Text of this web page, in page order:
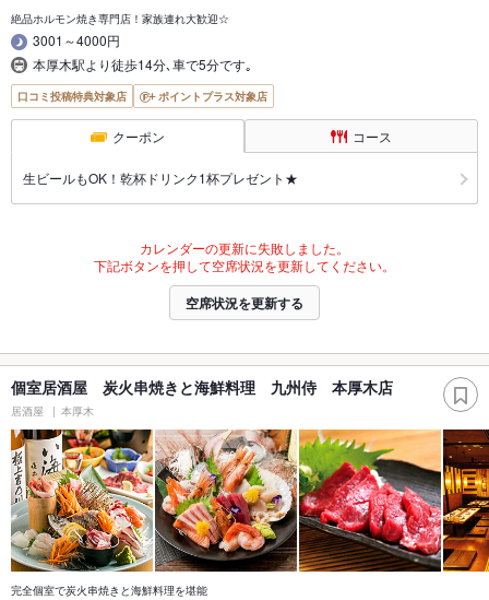
絶品ホルモン焼き専門店！家族連れ大歓迎☆
3001～4000円
本厚木駅より徒歩14分､車で5分です｡
口コミ投稿特典対象店 ポイントプラス対象店
クーポン コース
生ビールもOK！乾杯ドリンク1杯プレゼント★
カレンダーの更新に失敗しました。
下記ボタンを押して空席状況を更新してください。
空席状況を更新する
個室居酒屋 炭火串焼きと海鮮料理 九州侍 本厚木店
居酒屋 本厚木
完全個室で炭火串焼きと海鮮料理を堪能